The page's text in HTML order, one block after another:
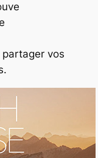
partager vos